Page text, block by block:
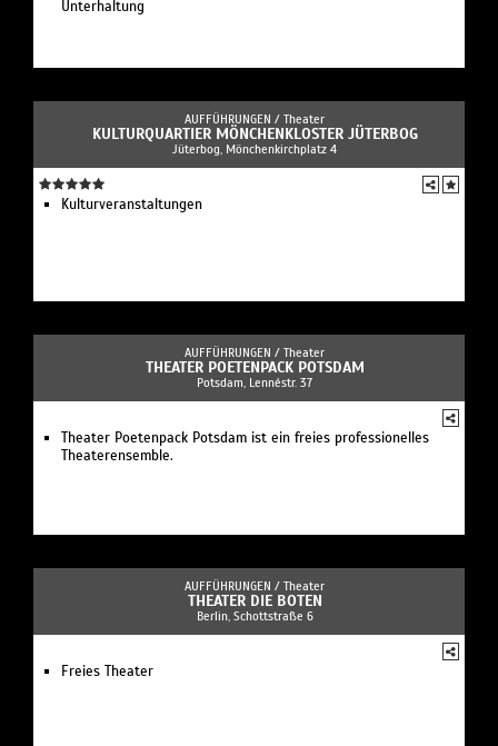
Unterhaltung
AUFFÜHRUNGEN / Theater
KULTURQUARTIER MÖNCHENKLOSTER JÜTERBOG
Jüterbog, Mönchenkirchplatz 4
Kulturveranstaltungen
AUFFÜHRUNGEN / Theater
THEATER POETENPACK POTSDAM
Potsdam, Lennéstr. 37
Theater Poetenpack Potsdam ist ein freies professionelles
Theaterensemble.
AUFFÜHRUNGEN / Theater
THEATER DIE BOTEN
Berlin, Schottstraße 6
Freies Theater